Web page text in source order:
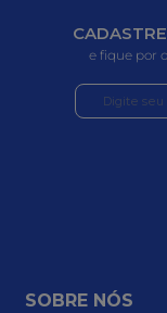
e fique por
SOBRE NÓS